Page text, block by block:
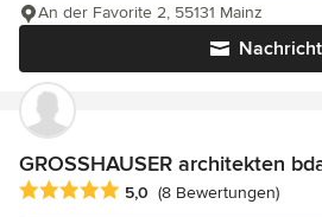
Nachricht
An der Favorite 2, 55131 Mainz
GROSSHAUSER architekten
Durchschnittliche Bewertung: 5 von
5,0 (8 Bewertungen)